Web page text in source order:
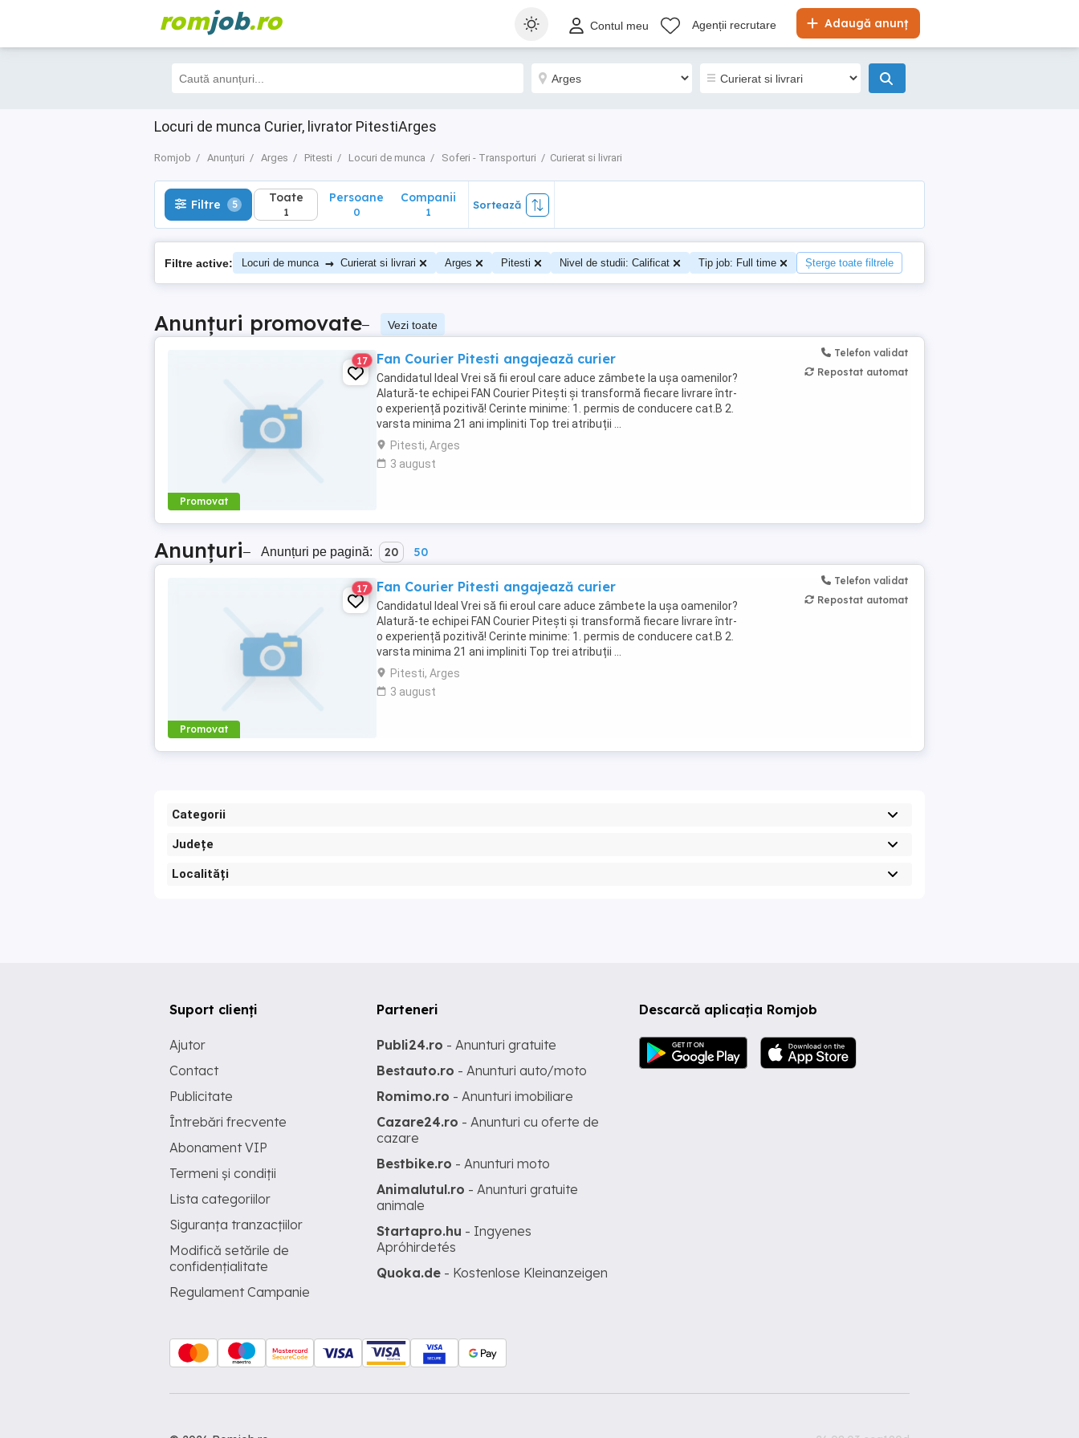
romjob.ro Adaugă anunț
Contul meu Agenții recrutare
Locuri de munca Curier, livrator PitestiArges
Romjob Anunțuri Arges Pitesti Locuri de munca Soferi - Transporturi Curierat si livrari
Filtre 5 Toate
1
Filtre 5 Toate
1
Persoane
0
Companii
1
Sortează
Filtre active: Locuri de munca → Curierat si livrari Arges Pitesti Nivel de studii: Calificat Tip job: Full time Șterge toate filtrele
Anunțuri promovate– Vezi toate
Promovat
17 Fan Courier Pitesti angajează curier
Candidatul Ideal Vrei să fii eroul care aduce zâmbete la ușa oamenilor?
Alatură-te echipei FAN Courier Pitești și transformă fiecare livrare într-
o experiență pozitivă! Cerinte minime: 1. permis de conducere cat.B 2.
varsta minima 21 ani impliniti Top trei atribuții ...
Pitesti, Arges
3 august
Telefon validat
Repostat automat
Anunțuri– Anunțuri pe pagină: 20 50
Promovat
17 Fan Courier Pitesti angajează curier
Candidatul Ideal Vrei să fii eroul care aduce zâmbete la ușa oamenilor?
Alatură-te echipei FAN Courier Pitești și transformă fiecare livrare într-
o experiență pozitivă! Cerinte minime: 1. permis de conducere cat.B 2.
varsta minima 21 ani impliniti Top trei atribuții ...
Pitesti, Arges
3 august
Telefon validat
Repostat automat
Categorii
Județe
Localități
Descarcă aplicația Romjob
Suport clienți
Ajutor
Contact
Publicitate
Întrebări frecvente
Abonament VIP
Termeni și condiții
Lista categoriilor
Siguranța tranzacțiilor
Modifică setările de
confidențialitate
Regulament Campanie
Parteneri
Publi24.ro - Anunturi gratuite
Bestauto.ro - Anunturi auto/moto
Romimo.ro - Anunturi imobiliare
Cazare24.ro - Anunturi cu oferte de
cazare
Bestbike.ro - Anunturi moto
Animalutul.ro - Anunturi gratuite
animale
Startapro.hu - Ingyenes
Apróhirdetés
Quoka.de - Kostenlose Kleinanzeigen